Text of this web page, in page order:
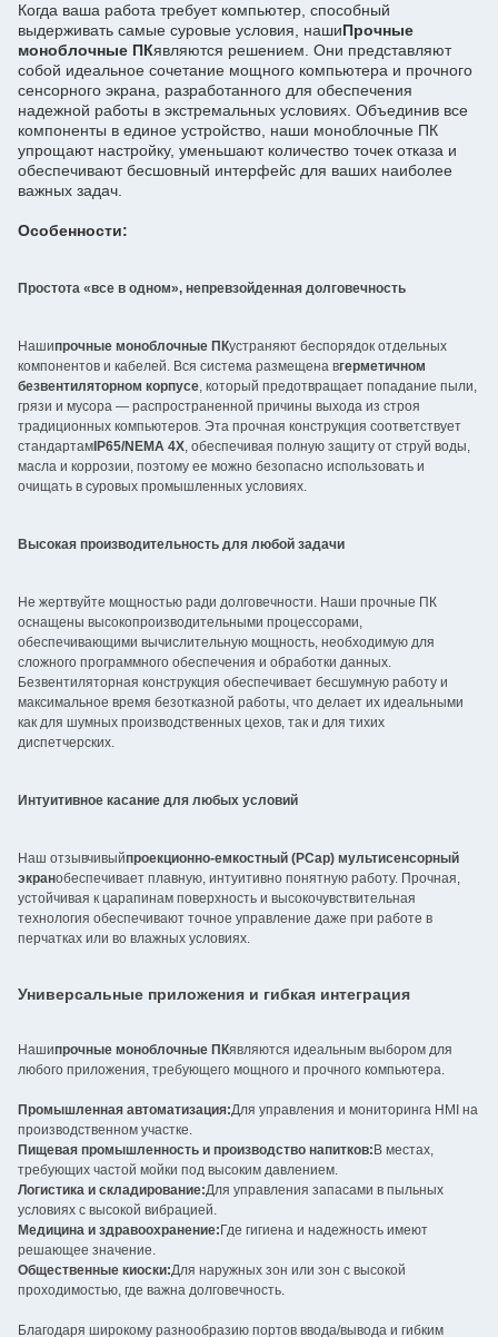
Когда ваша работа требует компьютер, способный
выдерживать самые суровые условия, нашиПрочные
моноблочные ПКявляются решением. Они представляют
собой идеальное сочетание мощного компьютера и прочного
сенсорного экрана, разработанного для обеспечения
надежной работы в экстремальных условиях. Объединив все
компоненты в единое устройство, наши моноблочные ПК
упрощают настройку, уменьшают количество точек отказа и
обеспечивают бесшовный интерфейс для ваших наиболее
важных задач.
Особенности:
Простота «все в одном», непревзойденная долговечность
Нашипрочные моноблочные ПКустраняют беспорядок отдельных
компонентов и кабелей. Вся система размещена вгерметичном
безвентиляторном корпусе, который предотвращает попадание пыли,
грязи и мусора — распространенной причины выхода из строя
традиционных компьютеров. Эта прочная конструкция соответствует
стандартам IP65/NEMA 4X, обеспечивая полную защиту от струй воды,
масла и коррозии, поэтому ее можно безопасно использовать и
очищать в суровых промышленных условиях.
Высокая производительность для любой задачи
Не жертвуйте мощностью ради долговечности. Наши прочные ПК
оснащены высокопроизводительными процессорами,
обеспечивающими вычислительную мощность, необходимую для
сложного программного обеспечения и обработки данных.
Безвентиляторная конструкция обеспечивает бесшумную работу и
максимальное время безотказной работы, что делает их идеальными
как для шумных производственных цехов, так и для тихих
диспетчерских.
Интуитивное касание для любых условий
Наш отзывчивыйпроекционно-емкостный (PCap) мультисенсорный
экранобеспечивает плавную, интуитивно понятную работу. Прочная,
устойчивая к царапинам поверхность и высокочувствительная
технология обеспечивают точное управление даже при работе в
перчатках или во влажных условиях.
Универсальные приложения и гибкая интеграция
Нашипрочные моноблочные ПКявляются идеальным выбором для
любого приложения, требующего мощного и прочного компьютера.
Промышленная автоматизация:Для управления и мониторинга HMI на
производственном участке.
Пищевая промышленность и производство напитков: В местах,
требующих частой мойки под высоким давлением.
Логистика и складирование:Для управления запасами в пыльных
условиях с высокой вибрацией.
Медицина и здравоохранение: Где гигиена и надежность имеют
решающее значение.
Общественные киоски:Для наружных зон или зон с высокой
проходимостью, где важна долговечность.
Благодаря широкому разнообразию портов ввода/вывода и гибким